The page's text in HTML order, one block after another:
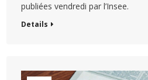
publiées vendredi par l’Insee.
Details